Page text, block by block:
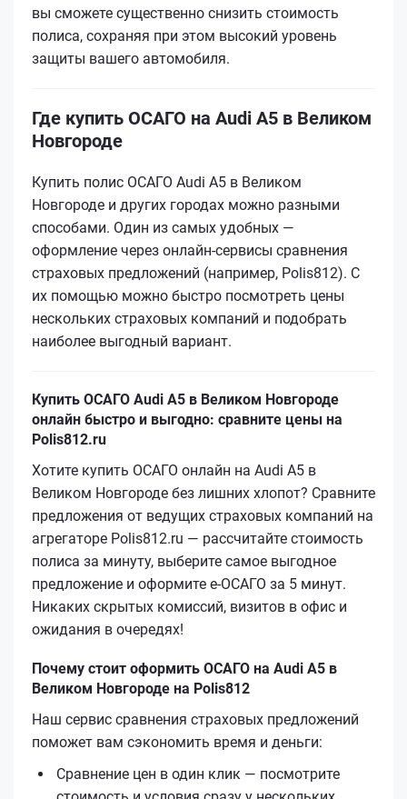
вы сможете существенно снизить стоимость
полиса, сохраняя при этом высокий уровень
защиты вашего автомобиля.
Где купить ОСАГО на Audi A5 в Великом
Новгороде
Купить полис ОСАГО Audi A5 в Великом
Новгороде и других городах можно разными
способами. Один из самых удобных —
оформление через онлайн-сервисы сравнения
страховых предложений (например, Polis812). С
их помощью можно быстро посмотреть цены
нескольких страховых компаний и подобрать
наиболее выгодный вариант.
Купить ОСАГО Audi A5 в Великом Новгороде
онлайн быстро и выгодно: сравните цены на
Polis812.ru
Хотите купить ОСАГО онлайн на Audi A5 в
Великом Новгороде без лишних хлопот? Сравните
предложения от ведущих страховых компаний на
агрегаторе Polis812.ru — рассчитайте стоимость
полиса за минуту, выберите самое выгодное
предложение и оформите е‑ОСАГО за 5 минут.
Никаких скрытых комиссий, визитов в офис и
ожидания в очередях!
Почему стоит оформить ОСАГО на Audi A5 в
Великом Новгороде на Polis812
Наш сервис сравнения страховых предложений
поможет вам сэкономить время и деньги:
Сравнение цен в один клик — посмотрите